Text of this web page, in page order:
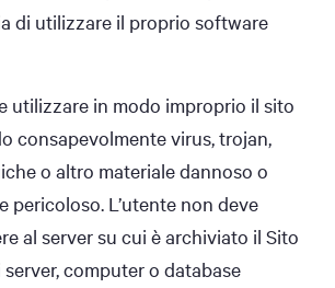
di utilizzare il proprio software
utilizzare in modo improprio il sito
consapevolmente virus, trojan,
o altro materiale dannoso o
pericoloso. L’utente non deve
al server su cui è archiviato il Sito
computer o database